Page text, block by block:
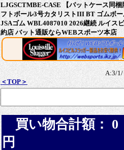
LJGSCTMBE-CASE 【バットケース同
フトボール3号カタリストIII BT ゴムボ
JSAゴム WBL4087010 2026継続 ルイス
約店 バット通販ならWEBスポーツ本店
A:3/1/
＜TOP＞
買い物合計額： 0
円